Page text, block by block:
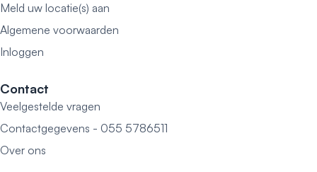
Meld uw locatie(s) aan
Algemene voorwaarden
Inloggen
Contact
Veelgestelde vragen
Contactgegevens - 055 5786511
Over ons